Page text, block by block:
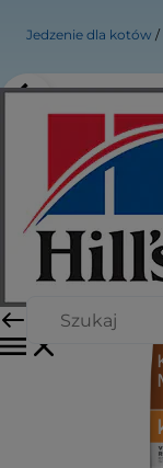
Jedzenie dla kotów